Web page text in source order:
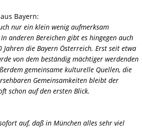
Bayern:
nur ein klein wenig aufmerksam
anderen Bereichen gibt es hingegen auch
die Bayern Österreich. Erst seit etwa
von dem beständig mächtiger werdenden
gemeinsame kulturelle Quellen, die
Gemeinsamkeiten bleibt der
schon auf den ersten Blick.
auf, daß in München alles sehr viel